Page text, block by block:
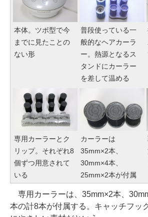
本体。ツボ型で今
までに見たことの
ない形
普段使っている一
般的なヘアカーラ
ー。熱源となるス
タンドにカーラー
を差して温める
専用カーラーとク
リップ。それぞれ8
個ずつ用意されて
いる
カーラーは
35mm×2本、
30mm×4本、
25mm×2本が付属
専用カーラーは、35mm×2本、
本の計8本が付属する。キャッチフッ